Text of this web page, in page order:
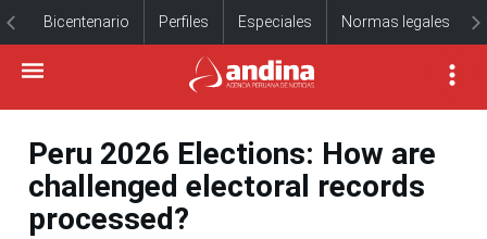
Bicentenario Perfiles Especiales Normas legales
Peru 2026 Elections: How are
challenged electoral records
processed?